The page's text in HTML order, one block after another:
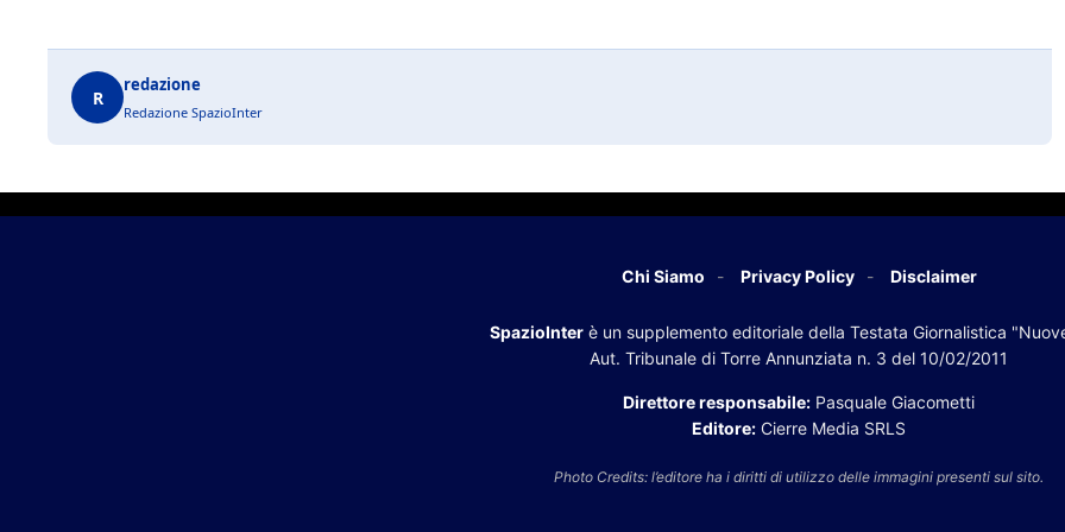
R
redazione
Redazione SpazioInter
Chi Siamo Privacy Policy Disclaimer
SpazioInterè un supplemento editoriale della Testata Giornalistica
Aut. Tribunale di Torre Annunziata n. 3 del 10/02/2011
Direttore responsabile: Pasquale Giacometti
Editore: Cierre Media SRLS
Photo Credits: l’editore ha i diritti di utilizzo delle immagini presenti sul sito.